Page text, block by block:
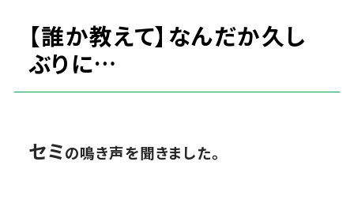
【誰か教えて】なんだか久し
ぶりに…
セミの鳴き声を聞きました。